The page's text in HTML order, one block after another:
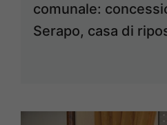
comunale:
Serapo, casa di